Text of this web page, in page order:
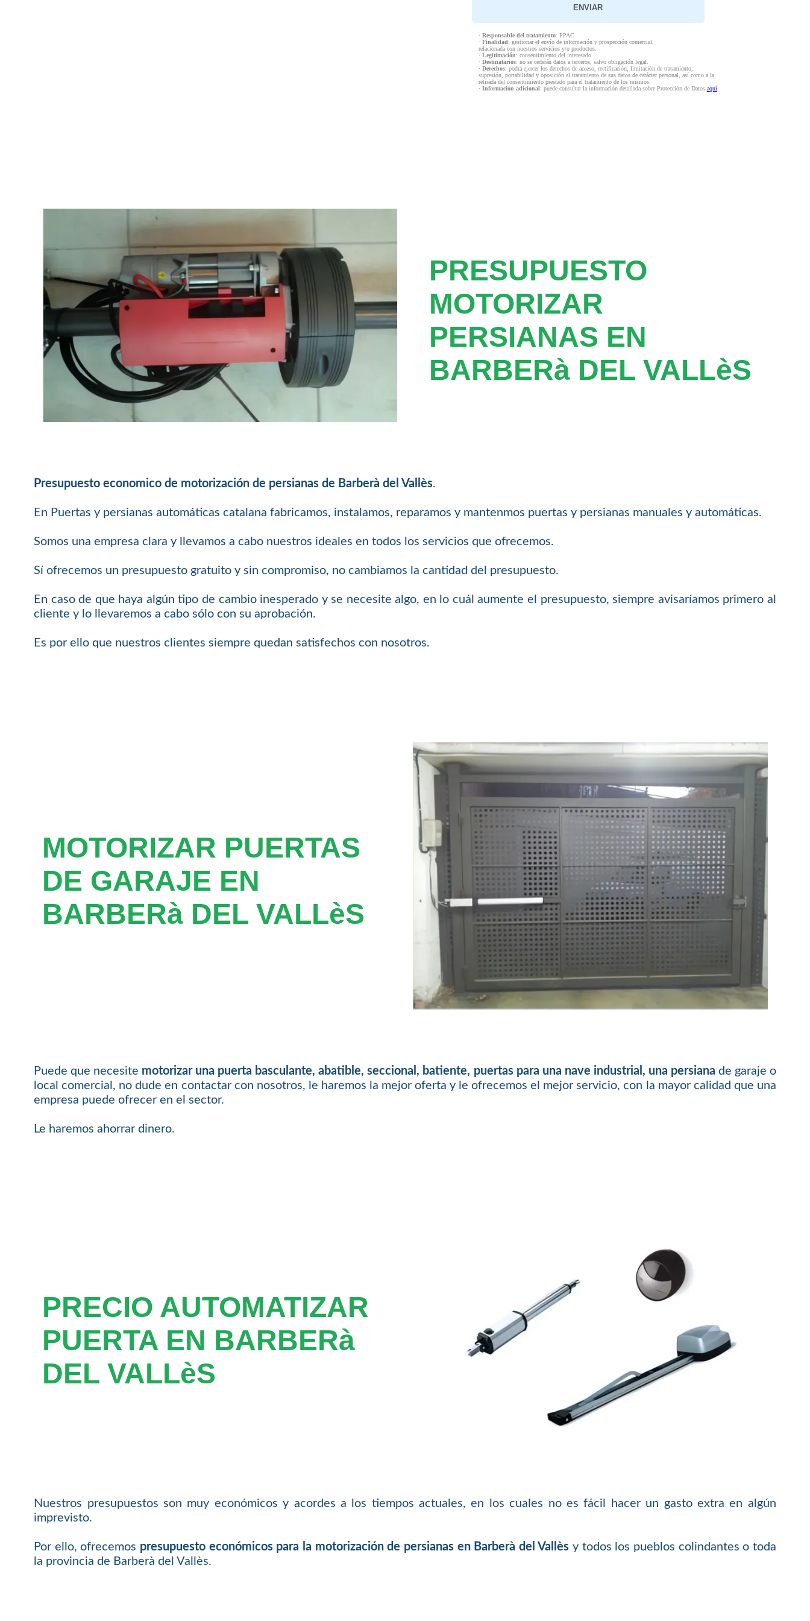
· Responsable del tratamiento: PPAC
· Finalidad: gestionar el envío de información y prospección comercial,
relacionada con nuestros servicios y/o productos.
· Legitimación: consentimiento del interesado.
· Destinatarios: no se cederán datos a terceros, salvo obligación legal.
· Derechos: podrá ejercer los derechos de acceso, rectificación, limitación de tratamiento,
supresión, portabilidad y oposición al tratamiento de sus datos de carácter personal, así como a la
retirada del consentimiento prestado para el tratamiento de los mismos.
· Información adicional: puede consultar la información detallada sobre Protección de Datos aquí.
PRESUPUESTO
MOTORIZAR
PERSIANAS EN
BARBERà DEL VALLèS
Presupuesto economico de motorización de persianas de Barberà del Vallès.
En Puertas y persianas automáticas catalana fabricamos, instalamos, reparamos y mantenmos puertas y persianas manuales y automáticas.
Somos una empresa clara y llevamos a cabo nuestros ideales en todos los servicios que ofrecemos.
Sí ofrecemos un presupuesto gratuito y sin compromiso, no cambiamos la cantidad del presupuesto.
En caso de que haya algún tipo de cambio inesperado y se necesite algo, en lo cuál aumente el presupuesto, siempre avisaríamos primero al
cliente y lo llevaremos a cabo sólo con su aprobación.
Es por ello que nuestros clientes siempre quedan satisfechos con nosotros.
MOTORIZAR PUERTAS
DE GARAJE EN
BARBERà DEL VALLèS
Puede que necesite motorizar una puerta basculante, abatible, seccional, batiente, puertas para una nave industrial, una persiana de garaje o
local comercial, no dude en contactar con nosotros, le haremos la mejor oferta y le ofrecemos el mejor servicio, con la mayor calidad que una
empresa puede ofrecer en el sector.
Le haremos ahorrar dinero.
PRECIO AUTOMATIZAR
PUERTA EN BARBERà
DEL VALLèS
Nuestros presupuestos son muy económicos y acordes a los tiempos actuales, en los cuales no es fácil hacer un gasto extra en algún
imprevisto.
Por ello, ofrecemos presupuesto económicos para la motorización de persianas en Barberà del Vallès y todos los pueblos colindantes o toda
la provincia de Barberà del Vallès.